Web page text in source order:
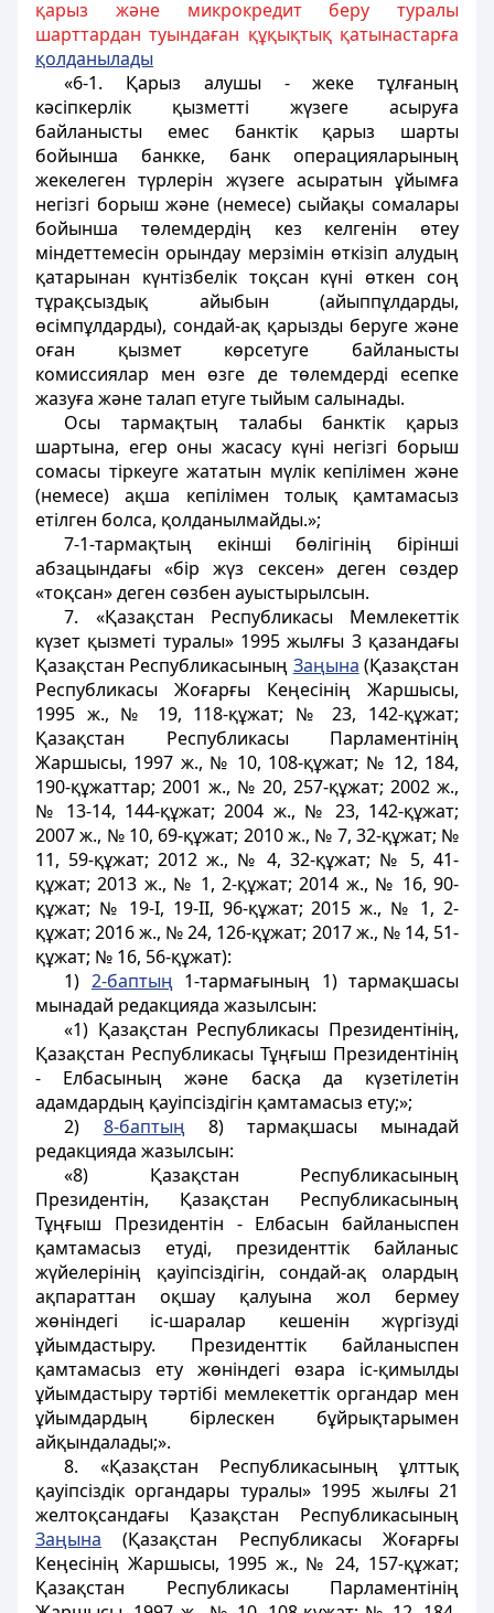
қарыз және микрокредит беру туралы
шарттардан туындаған құқықтық қатынастарға
қолданылады
«6-1. Қарыз алушы - жеке тұлғаның
кәсіпкерлік қызметті жүзеге асыруға
байланысты емес банктік қарыз шарты
бойынша банкке, банк операцияларының
жекелеген түрлерін жүзеге асыратын ұйымға
негізгі борыш және (немесе) сыйақы сомалары
бойынша төлемдердің кез келгенін өтеу
міндеттемесін орындау мерзімін өткізіп алудың
қатарынан күнтізбелік тоқсан күні өткен соң
тұрақсыздық айыбын (айыппұлдарды,
өсімпұлдарды), сондай-ақ қарызды беруге және
оған қызмет көрсетуге байланысты
комиссиялар мен өзге де төлемдерді есепке
жазуға және талап етуге тыйым салынады.
Осы тармақтың талабы банктік қарыз
шартына, егер оны жасасу күні негізгі борыш
сомасы тіркеуге жататын мүлік кепілімен және
(немесе) ақша кепілімен толық қамтамасыз
етілген болса, қолданылмайды.»;
7-1-тармақтың екінші бөлігінің бірінші
абзацындағы «бір жүз сексен» деген сөздер
«тоқсан» деген сөзбен ауыстырылсын.
7. «Қазақстан Республикасы Мемлекеттік
күзет қызметі туралы» 1995 жылғы 3 қазандағы
Қазақстан Республикасының Заңына (Қазақстан
Республикасы Жоғарғы Кеңесінің Жаршысы,
1995 ж., № 19, 118-құжат; № 23, 142-құжат;
Қазақстан Республикасы Парламентінің
Жаршысы, 1997 ж., № 10, 108-құжат; № 12, 184,
190-құжаттар; 2001 ж., № 20, 257-құжат; 2002 ж.,
№ 13-14, 144-құжат; 2004 ж., № 23, 142-құжат;
2007 ж., № 10, 69-құжат; 2010 ж., № 7, 32-құжат; №
11, 59-құжат; 2012 ж., № 4, 32-құжат; № 5, 41-
құжат; 2013 ж., № 1, 2-құжат; 2014 ж., № 16, 90-
құжат; № 19-І, 19-ІІ, 96-құжат; 2015 ж., № 1, 2-
құжат; 2016 ж., № 24, 126-құжат; 2017 ж., № 14, 51-
құжат; № 16, 56-құжат):
1) 2-баптың 1-тармағының 1) тармақшасы
мынадай редакцияда жазылсын:
«1) Қазақстан Республикасы Президентінің,
Қазақстан Республикасы Тұңғыш Президентінің
- Елбасының және басқа да күзетілетін
адамдардың қауіпсіздігін қамтамасыз ету;»;
2) 8-баптың 8) тармақшасы мынадай
редакцияда жазылсын:
«8) Қазақстан Республикасының
Президентін, Қазақстан Республикасының
Тұңғыш Президентін - Елбасын байланыспен
қамтамасыз етуді, президенттік байланыс
жүйелерінің қауіпсіздігін, сондай-ақ олардың
ақпараттан оқшау қалуына жол бермеу
жөніндегі іс-шаралар кешенін жүргізуді
ұйымдастыру. Президенттік байланыспен
қамтамасыз ету жөніндегі өзара іс-қимылды
ұйымдастыру тәртібі мемлекеттік органдар мен
ұйымдардың бірлескен бұйрықтарымен
айқындалады;».
8. «Қазақстан Республикасының ұлттық
қауіпсіздік органдары туралы» 1995 жылғы 21
желтоқсандағы Қазақстан Республикасының
Заңына (Қазақстан Республикасы Жоғарғы
Кеңесінің Жаршысы, 1995 ж., № 24, 157-құжат;
Қазақстан Республикасы Парламентінің